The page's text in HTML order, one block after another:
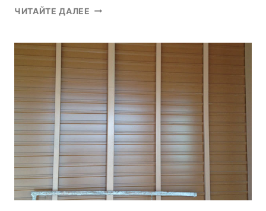
ЧИТАЙТЕ ДАЛЕЕ КАК
КОЛОЧУ
ДЛЯ
ПЛАНИРОВАНИЯ
СТРОИТЕЛЬСТВА